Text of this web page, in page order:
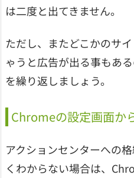
は二度と出てきません。
ただし、またどこかのサ
ゃうと広告が出る事もあ
を繰り返しましょう。
Chromeの設定画面か
アクションセンターへの
くわからない場合は、